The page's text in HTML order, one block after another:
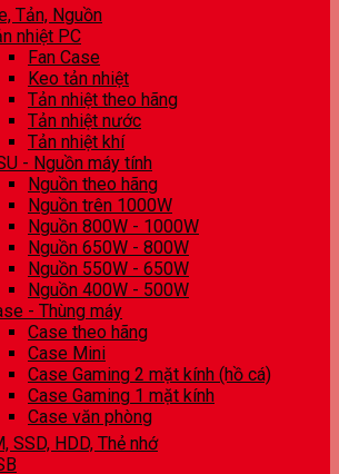
Tản, Nguồn
nhiệt PC
Fan Case
Keo tản nhiệt
Tản nhiệt theo hãng
Tản nhiệt nước
Tản nhiệt khí
- Nguồn máy tính
Nguồn theo hãng
Nguồn trên 1000W
Nguồn 800W - 1000W
Nguồn 650W - 800W
Nguồn 550W - 650W
Nguồn 400W - 500W
- Thùng máy
Case theo hãng
Case Mini
Case Gaming 2 mặt kính (hồ cá)
Case Gaming 1 mặt kính
Case văn phòng
SSD, HDD, Thẻ nhớ